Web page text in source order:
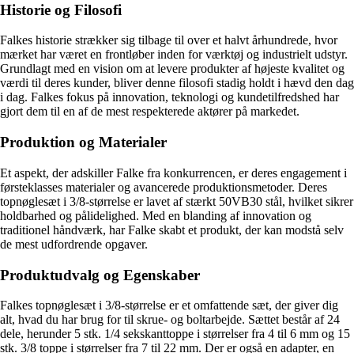
Historie og Filosofi
Falkes historie strækker sig tilbage til over et halvt århundrede, hvor
mærket har været en frontløber inden for værktøj og industrielt udstyr.
Grundlagt med en vision om at levere produkter af højeste kvalitet og
værdi til deres kunder, bliver denne filosofi stadig holdt i hævd den dag
i dag. Falkes fokus på innovation, teknologi og kundetilfredshed har
gjort dem til en af de mest respekterede aktører på markedet.
Produktion og Materialer
Et aspekt, der adskiller Falke fra konkurrencen, er deres engagement i
førsteklasses materialer og avancerede produktionsmetoder. Deres
topnøglesæt i 3/8-størrelse er lavet af stærkt 50VB30 stål, hvilket sikrer
holdbarhed og pålidelighed. Med en blanding af innovation og
traditionel håndværk, har Falke skabt et produkt, der kan modstå selv
de mest udfordrende opgaver.
Produktudvalg og Egenskaber
Falkes topnøglesæt i 3/8-størrelse er et omfattende sæt, der giver dig
alt, hvad du har brug for til skrue- og boltarbejde. Sættet består af 24
dele, herunder 5 stk. 1/4 sekskanttoppe i størrelser fra 4 til 6 mm og 15
stk. 3/8 toppe i størrelser fra 7 til 22 mm. Der er også en adapter, en